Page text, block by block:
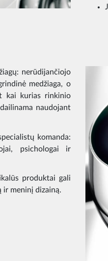
nerūdijančiojo
medžiaga, o
kai kurias rinkinio
naudojant
komanda:
psichologai ir
produktai gali
ir meninį dizainą.